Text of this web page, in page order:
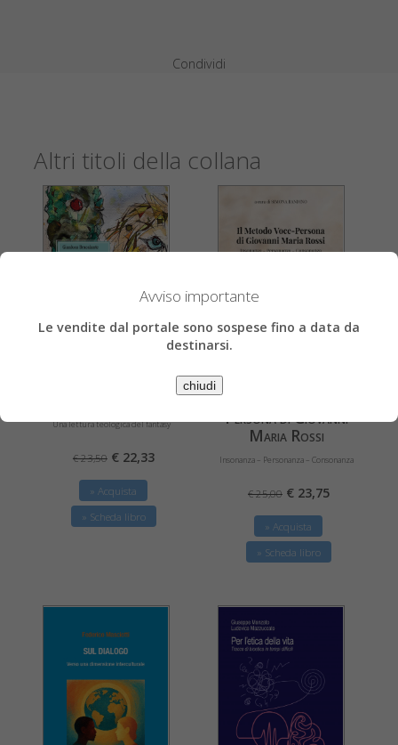
Condividi
Altri titoli della collana
Una lettura teologica del fantasy
€ 23,50 € 22,33
» Acquista
» Scheda libro
Simona Bandino, Giovanni Maria Rossi
Persona di Giovanni
Maria Rossi
Insonanza – Personanza – Consonanza
€ 25,00 € 23,75
» Acquista
» Scheda libro
Avviso importante
Le vendite dal portale sono sospese fino a data da
destinarsi.
chiudi